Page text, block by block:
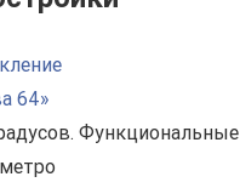
64»
Функциональные